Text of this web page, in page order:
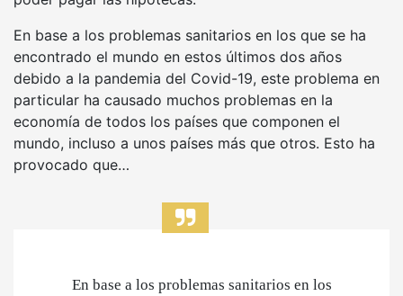
En base a los problemas sanitarios en los que se ha
encontrado el mundo en estos últimos dos años
debido a la pandemia del Covid-19, este problema en
particular ha causado muchos problemas en la
economía de todos los países que componen el
mundo, incluso a unos países más que otros. Esto ha
provocado que…
En base a los problemas sanitarios en los